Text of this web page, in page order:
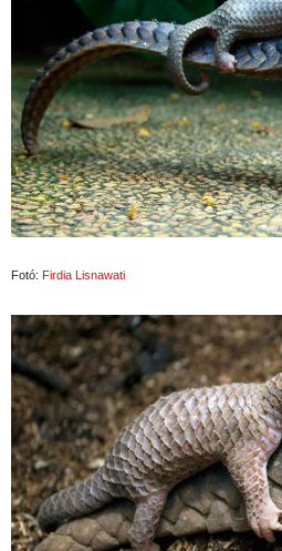
Fotó: Firdia Lisnawati